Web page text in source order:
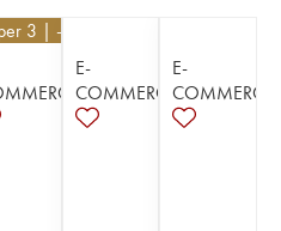
3 | - 10%
E-
COMMERCE
E-
COMMERCE